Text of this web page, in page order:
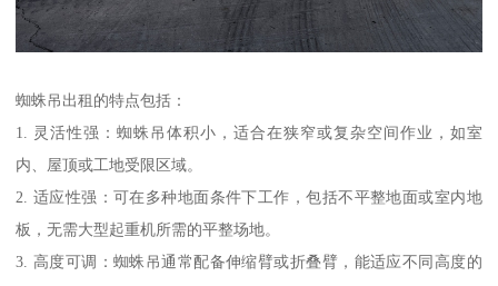
蜘蛛吊出租的特点包括：
1. 灵活性强：蜘蛛吊体积小，适合在狭窄或复杂空间作业，如室
内、屋顶或工地受限区域。
2. 适应性强：可在多种地面条件下工作，包括不平整地面或室内地
板，无需大型起重机所需的平整场地。
3. 高度可调：蜘蛛吊通常配备伸缩臂或折叠臂，能适应不同高度的